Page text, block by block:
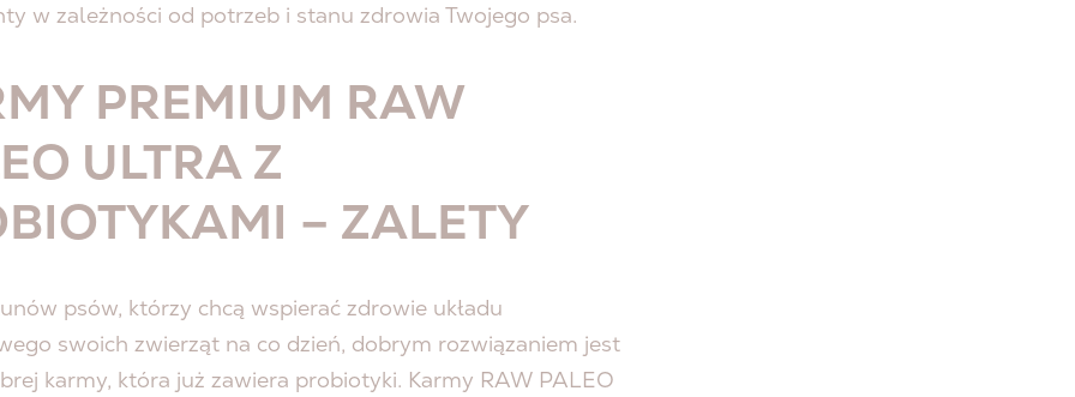
w zależności od potrzeb i stanu zdrowia Twojego psa.
PREMIUM RAW
ULTRA Z
– ZALETY
psów, którzy chcą wspierać zdrowie układu
swoich zwierząt na co dzień, dobrym rozwiązaniem jest
karmy, która już zawiera probiotyki. Karmy RAW PALEO